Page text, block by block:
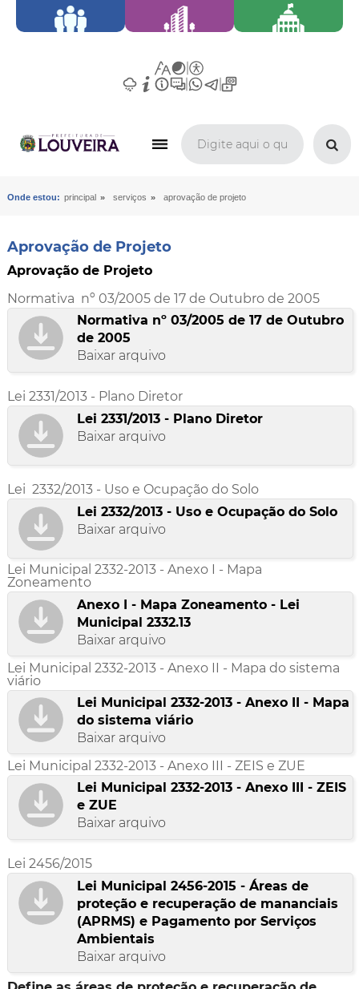
Onde estou: principal » serviços » aprovação de projeto
Aprovação de Projeto
Aprovação de Projeto
Normativa nº 03/2005 de 17 de Outubro de 2005
Normativa nº 03/2005 de 17 de Outubro
de 2005
Baixar arquivo
Lei 2331/2013 - Plano Diretor
Lei 2331/2013 - Plano Diretor
Baixar arquivo
Lei 2332/2013 - Uso e Ocupação do Solo
Lei 2332/2013 - Uso e Ocupação do Solo
Baixar arquivo
Lei Municipal 2332-2013 - Anexo I - Mapa
Zoneamento
Anexo I - Mapa Zoneamento - Lei
Municipal 2332.13
Baixar arquivo
Lei Municipal 2332-2013 - Anexo II - Mapa do sistema
viário
Lei Municipal 2332-2013 - Anexo II - Mapa
do sistema viário
Baixar arquivo
Lei Municipal 2332-2013 - Anexo III - ZEIS e ZUE
Lei Municipal 2332-2013 - Anexo III - ZEIS
e ZUE
Baixar arquivo
Lei 2456/2015
Lei Municipal 2456-2015 - Áreas de
proteção e recuperação de mananciais
(APRMS) e Pagamento por Serviços
Ambientais
Baixar arquivo